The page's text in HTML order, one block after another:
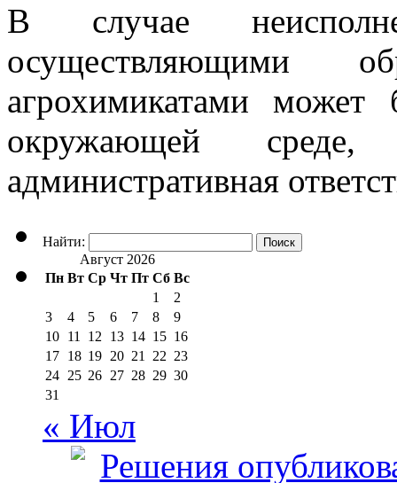
В случае
осуществляющими
агрохимикатами
окружающей
административная
Найти:
Август 2026
Пн Вт Ср Чт Пт Сб Вс
1
2
3
4 5 6 7 8
9
10 11 12 13 14 15 16
17 18 19 20 21 22 23
24 25 26 27 28 29 30
31
« Июл